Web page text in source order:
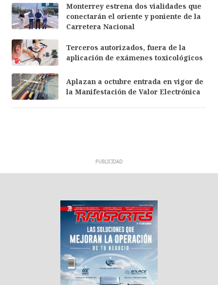
Monterrey estrena dos vialidades que
conectarán el oriente y poniente de la
Carretera Nacional
Terceros autorizados, fuera de la
aplicación de exámenes toxicológicos
Aplazan a octubre entrada en vigor de
la Manifestación de Valor Electrónica
PUBLICIDAD